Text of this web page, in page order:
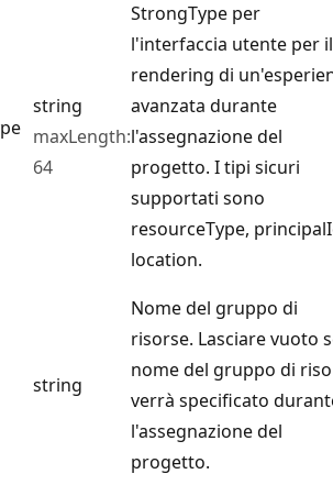
string
maxLength:
64
StrongType per
l'interfaccia utente per il
rendering di
avanzata durante
l'assegnazione del
progetto. I tipi sicuri
supportati sono
resourceType,
location.
string
Nome del gruppo di
risorse. Lasciare vuoto
nome del gruppo di
verrà specificato
l'assegnazione del
progetto.